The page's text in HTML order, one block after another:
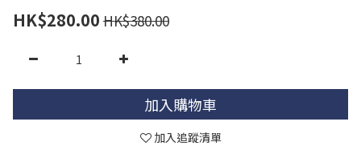
HK$280.00 HK$380.00
加入購物車
加入追蹤清單